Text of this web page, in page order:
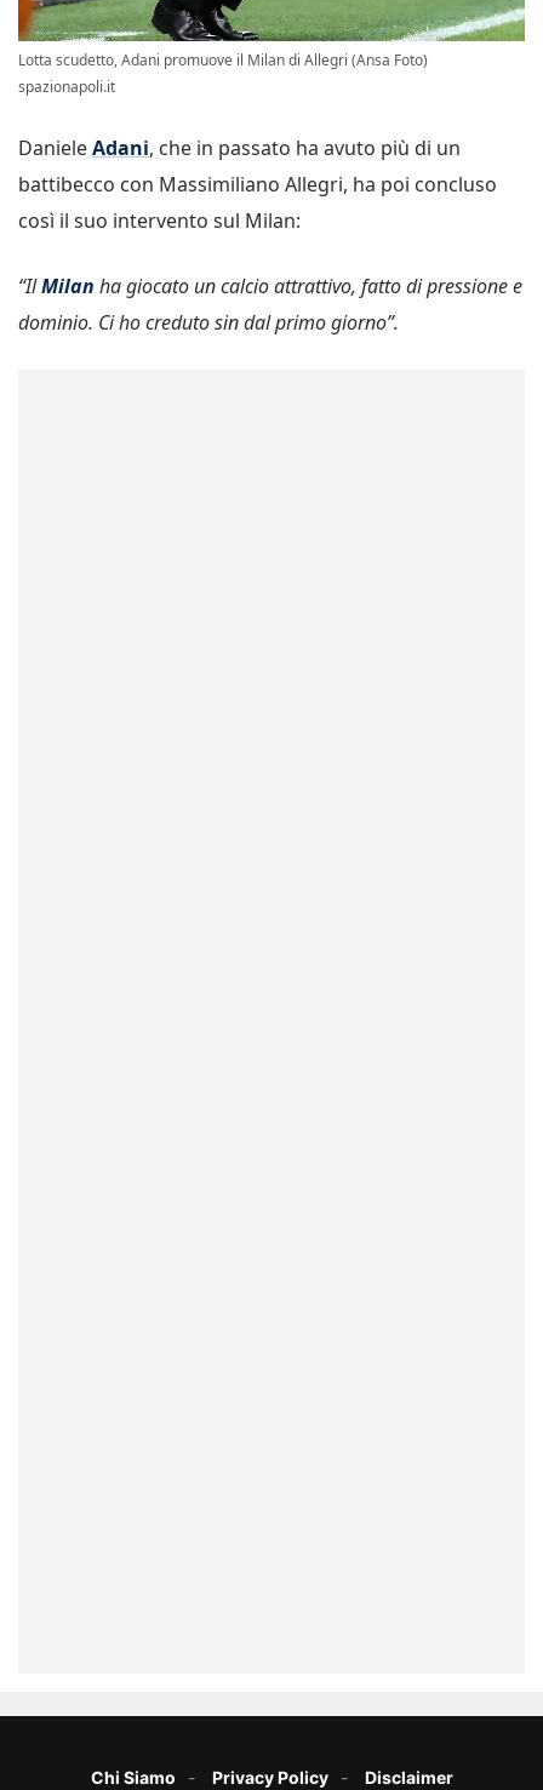
Lotta scudetto, Adani promuove il Milan di Allegri (Ansa Foto)
spazionapoli.it
DanieleAdani, che in passato ha avuto più di un
battibecco con Massimiliano Allegri, ha poi concluso
così il suo intervento sul Milan:
“IlMilan ha giocato un calcio attrattivo, fatto di pressione e
dominio. Ci ho creduto sin dal primo giorno”.
Chi Siamo Privacy Policy Disclaimer